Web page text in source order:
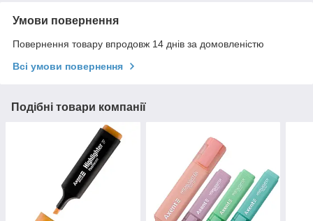
Умови повернення
Повернення товару впродовж 14 днів за домовленістю
Всі умови повернення
Подібні товари компанії